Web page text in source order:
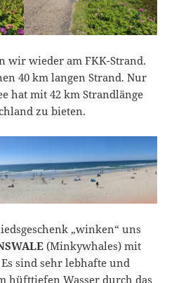
wir wieder am FKK-Strand.
40 km langen Strand. Nur
hat mit 42 km Strandlänge
zu bieten.
„winken“ uns
(Minkywhales) mit
sind sehr lebhafte und
hüfttiefen Wasser durch das